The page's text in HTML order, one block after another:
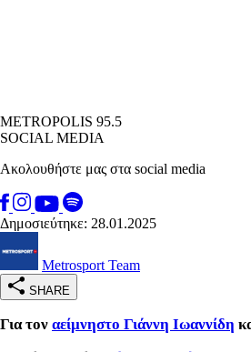
METROPOLIS 95.5
SOCIAL MEDIA
Ακολουθήστε μας στα social media
Δημοσιεύτηκε: 28.01.2025
Metrosport Team
SHARE
Για τον αείμνηστο Γιάννη Ιωαννίδη